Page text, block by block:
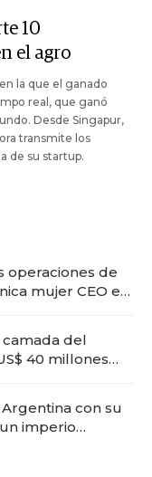
10
el agro
la que el ganado
real, que ganó
Desde Singapur,
transmite los
de su startup.
operaciones de
mujer CEO en
camada del
40 millones
con su
imperio